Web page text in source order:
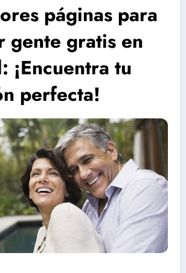
páginas para
gente gratis en
¡Encuentra tu
perfecta!